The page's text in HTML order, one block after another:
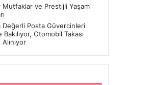
ve Prestijli Yaşam
Değerli Posta Güvercinleri
Bakılıyor, Otomobil Takası